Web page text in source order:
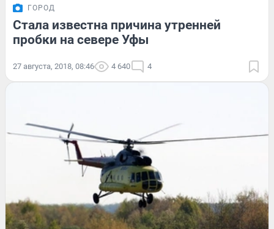
ГОРОД
Стала известна причина утренней
пробки на севере Уфы
27 августа, 2018, 08:46 4 640 4